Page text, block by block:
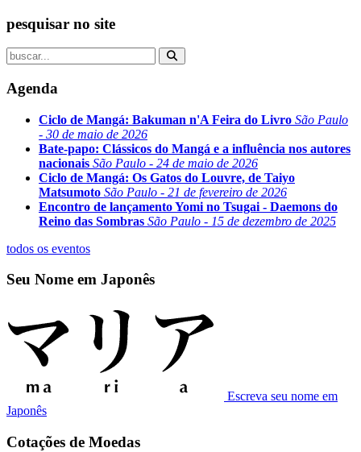
pesquisar no site
Agenda
Ciclo de Mangá: Bakuman n'A Feira do Livro São Paulo
- 30 de maio de 2026
Bate-papo: Clássicos do Mangá e a influência nos autores
nacionais São Paulo - 24 de maio de 2026
Ciclo de Mangá: Os Gatos do Louvre, de Taiyo
Matsumoto São Paulo - 21 de fevereiro de 2026
Encontro de lançamento Yomi no Tsugai - Daemons do
Reino das Sombras São Paulo - 15 de dezembro de 2025
todos os eventos
Seu Nome em Japonês
Escreva seu nome em
Japonês
Cotações de Moedas